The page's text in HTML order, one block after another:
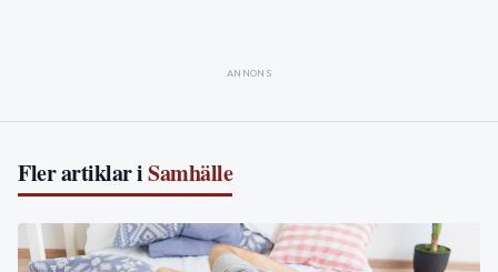
ANNONS
Fler artiklar iSamhälle